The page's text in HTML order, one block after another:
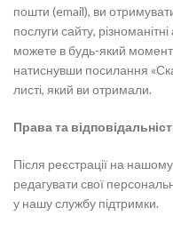
пошти (email), ви
послуги сайту,
можете в будь-який момент
натиснувши посилання
листі, який ви отримали.
Права та
Після реєстрації на
редагувати свої
у нашу службу підтримки.